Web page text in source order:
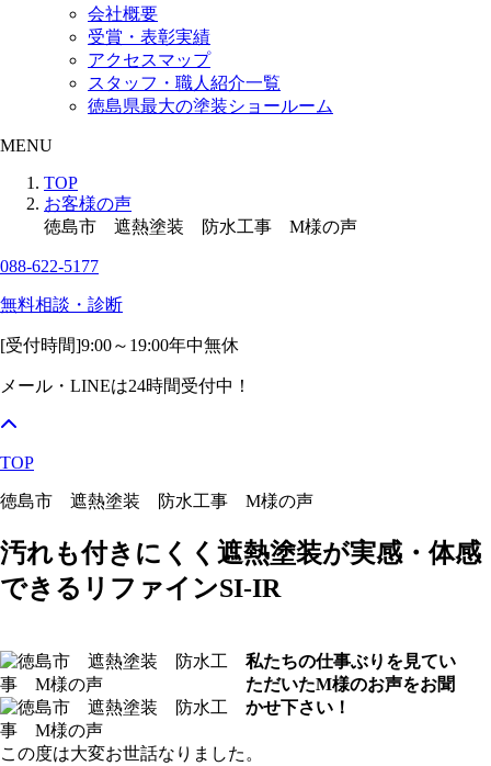
会社概要
受賞・表彰実績
アクセスマップ
スタッフ・職人紹介一覧
徳島県最大の塗装ショールーム
MENU
TOP
お客様の声
徳島市 遮熱塗装 防水工事 M様の声
088-622-5177
無料相談・診断
[受付時間]9:00～19:00年中無休
メール・LINEは24時間受付中！
TOP
徳島市 遮熱塗装 防水工事 M様の声
汚れも付きにくく遮熱塗装が実感・体感
できるリファインSI-IR
私たちの仕事ぶりを見てい
ただいたM様のお声をお聞
かせ下さい！
この度は大変お世話なりました。